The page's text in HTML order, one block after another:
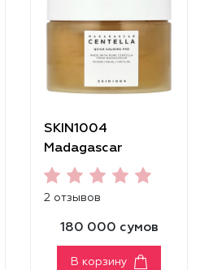
SKIN1004
Madagascar
Centella Quick
Calming Pad
2 отзывов
180 000 сумов
В корзину